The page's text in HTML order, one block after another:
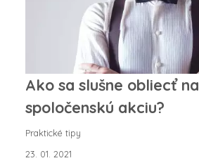
Ako sa slušne obliecť na
spoločenskú akciu?
Praktické tipy
23. 01. 2021